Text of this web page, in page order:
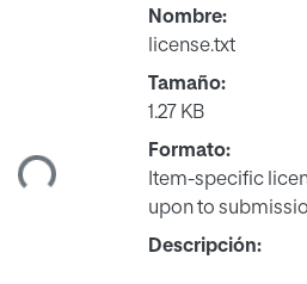
Nombre:
license.txt
Tamaño:
1.27 KB
Formato:
Item-specific
upon to
Descripción: